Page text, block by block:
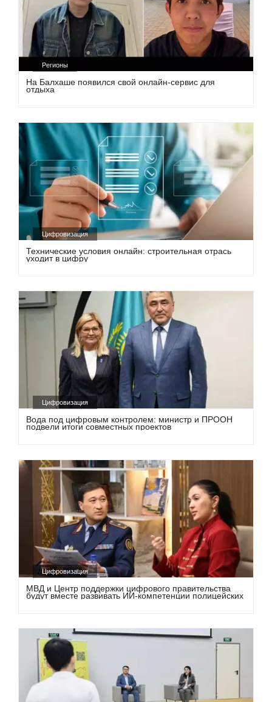
Регионы
На Балхаше появился свой онлайн-сервис для
отдыха
Цифровизация
Технические условия онлайн: строительная отрась
уходит в цифру
Цифровизация
Вода под цифровым контролем: министр и ПРООН
подвели итоги совместных проектов
Цифровизация
МВД и Центр поддержки цифрового правительства
будут вместе развивать ИИ-компетенции полицейских